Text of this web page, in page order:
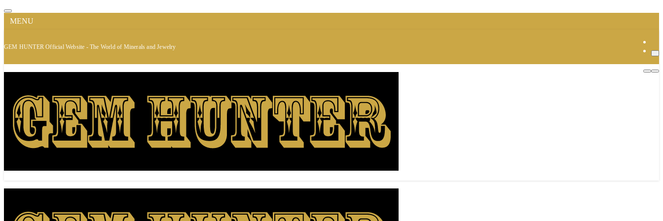
MENU
GEM HUNTER Official Website - The World of Minerals and Jewelry